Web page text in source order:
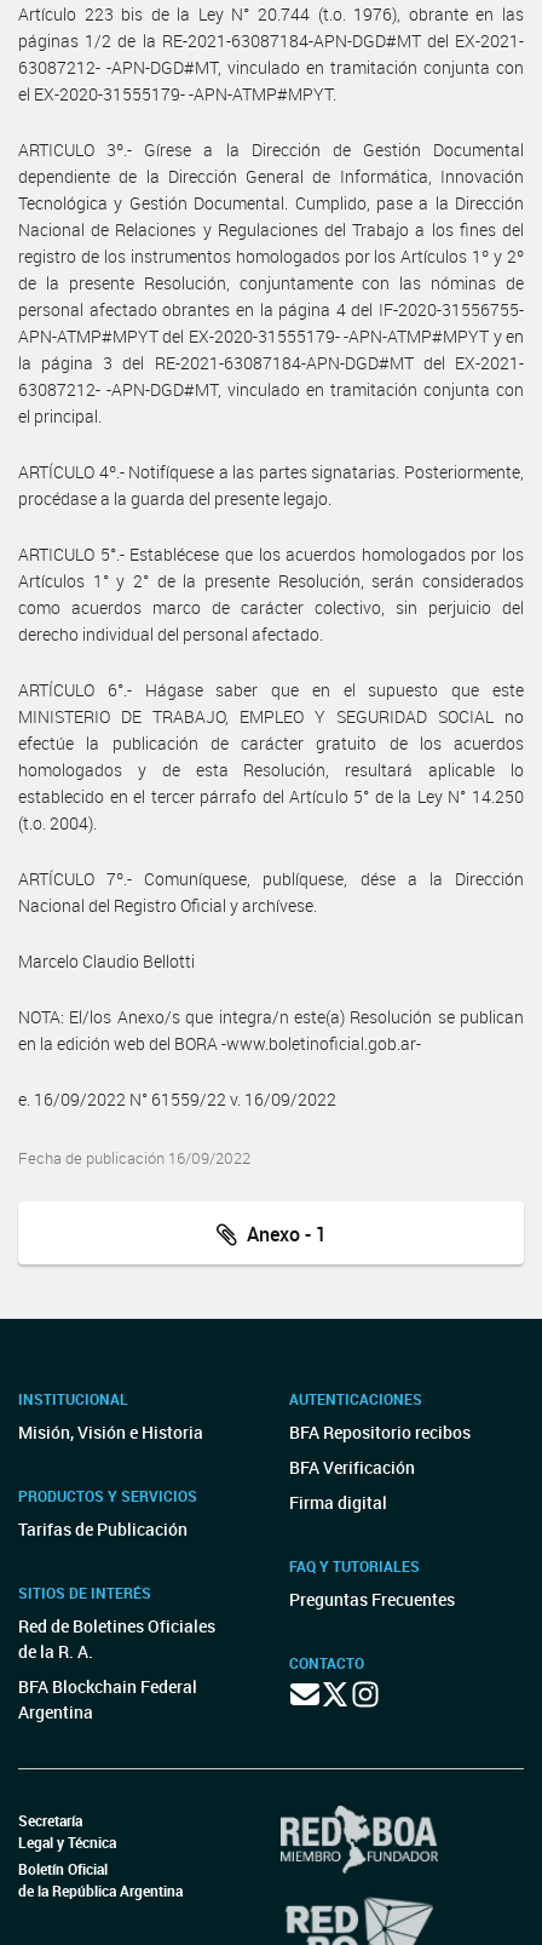
Artículo 223 bis de la Ley N° 20.744 (t.o. 1976), obrante en las
páginas 1/2 de la RE-2021-63087184-APN-DGD#MT del EX-2021-
63087212- -APN-DGD#MT, vinculado en tramitación conjunta con
el EX-2020-31555179- -APN-ATMP#MPYT.
ARTICULO 3º.- Gírese a la Dirección de Gestión Documental
dependiente de la Dirección General de Informática, Innovación
Tecnológica y Gestión Documental. Cumplido, pase a la Dirección
Nacional de Relaciones y Regulaciones del Trabajo a los fines del
registro de los instrumentos homologados por los Artículos 1º y 2º
de la presente Resolución, conjuntamente con las nóminas de
personal afectado obrantes en la página 4 del IF-2020-31556755-
APN-ATMP#MPYT del EX-2020-31555179- -APN-ATMP#MPYT y en
la página 3 del RE-2021-63087184-APN-DGD#MT del EX-2021-
63087212- -APN-DGD#MT, vinculado en tramitación conjunta con
el principal.
ARTÍCULO 4º.- Notifíquese a las partes signatarias. Posteriormente,
procédase a la guarda del presente legajo.
ARTICULO 5°.- Establécese que los acuerdos homologados por los
Artículos 1° y 2° de la presente Resolución, serán considerados
como acuerdos marco de carácter colectivo, sin perjuicio del
derecho individual del personal afectado.
ARTÍCULO 6°.- Hágase saber que en el supuesto que este
MINISTERIO DE TRABAJO, EMPLEO Y SEGURIDAD SOCIAL no
efectúe la publicación de carácter gratuito de los acuerdos
homologados y de esta Resolución, resultará aplicable lo
establecido en el tercer párrafo del Artículo 5° de la Ley N° 14.250
(t.o. 2004).
ARTÍCULO 7º.- Comuníquese, publíquese, dése a la Dirección
Nacional del Registro Oficial y archívese.
Marcelo Claudio Bellotti
NOTA: El/los Anexo/s que integra/n este(a) Resolución se publican
en la edición web del BORA -www.boletinoficial.gob.ar-
e. 16/09/2022 N° 61559/22 v. 16/09/2022
Fecha de publicación 16/09/2022
Anexo - 1
INSTITUCIONAL
Misión, Visión e Historia
PRODUCTOS Y SERVICIOS
Tarifas de Publicación
SITIOS DE INTERÉS
Red de Boletines Oficiales
de la R. A.
BFA Blockchain Federal
Argentina
AUTENTICACIONES
BFA Repositorio recibos
BFA Verificación
Firma digital
FAQ Y TUTORIALES
Preguntas Frecuentes
CONTACTO
Secretaría
Legal y Técnica
Boletín Oficial
de la República Argentina